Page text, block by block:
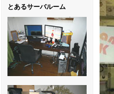
とあるサーバルーム